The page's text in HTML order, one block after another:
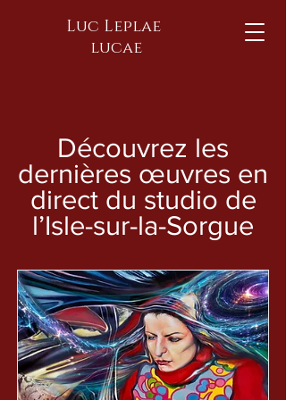
Luc Leplae
lucae
Découvrez les
dernières œuvres en
direct du studio de
l’Isle-sur-la-Sorgue